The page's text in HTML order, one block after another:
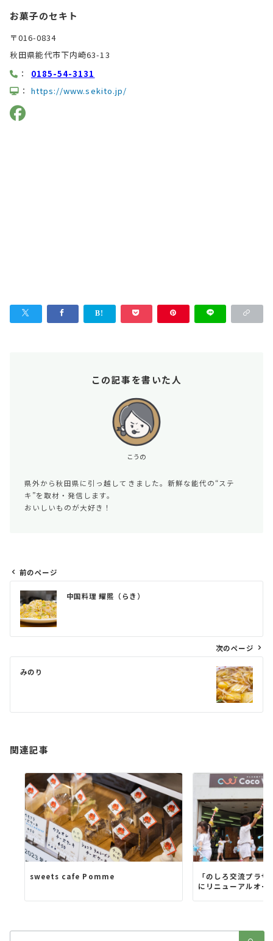
お菓子のセキト
〒016-0834
秋田県能代市下内崎63-13
：
0185-54-3131
： https://www.sekito.jp/
この記事を書いた人
こうの
県外から秋田県に引っ越してきました。新鮮な能代の“ステ
キ”を取材・発信します。
おいしいものが大好き！
投
稿
ナ
前のページ
中国料理 耀熙（らき）
次のページ
みのり
関連記事
sweets cafe Pomme
「のしろ交流プラ
にリニューアルオー